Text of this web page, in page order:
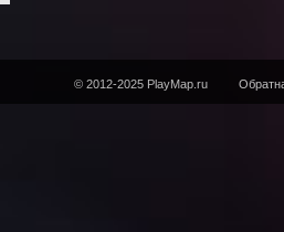
© 2012-2025 PlayMap.ru